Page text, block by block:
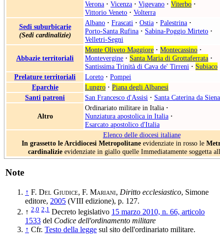
Verona · Vicenza · Vigevano · Viterbo ·
Vittorio Veneto · Volterra
Sedi suburbicarie
(Sedi cardinalizie)
Albano · Frascati · Ostia · Palestrina ·
Porto-Santa Rufina · Sabina-Poggio Mirteto ·
Velletri-Segni
Abbazie territoriali
Monte Oliveto Maggiore · Montecassino ·
Montevergine · Santa Maria di Grottaferrata ·
Santissima Trinità di Cava de' Tirreni · Subiaco
Prelature territoriali
Loreto · Pompei
Eparchie
Lungro · Piana degli Albanesi
Santi patroni San Francesco d'Assisi · Santa Caterina da Siena
Altro
Ordinariato militare in Italia ·
Nunziatura apostolica in Italia ·
Esarcato apostolico d'Italia
Elenco delle diocesi italiane
In grassetto le Arcidiocesi Metropolitane evidenziate in rosso le
cardinalizieevidenziate in giallo quelle Immediatamente soggetta
Note
↑ F. Del Giudice, F. Mariani, Diritto ecclesiastico, Simone
editore, 2005 (VIII edizione), p. 127.
↑ 2,0 2,1 Decreto legislativo 15 marzo 2010, n. 66, articolo
1533 del Codice dell'ordinamento militare
↑ Cfr. Testo della legge sul sito dell'ordinariato militare.